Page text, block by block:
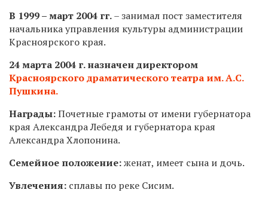
В 1999 – март 2004 гг.– занимал пост заместителя
начальника управления культуры администрации
Красноярского края.
24 марта 2004 г. назначен директором
Красноярского драматического театра им. А.С.
Пушкина.
Награды:Почетные грамоты от имени губернатора
края Александра Лебедя и губернатора края
Александра Хлопонина.
Семейное положение:женат, имеет сына и дочь.
Увлечения: сплавы по реке Сисим.